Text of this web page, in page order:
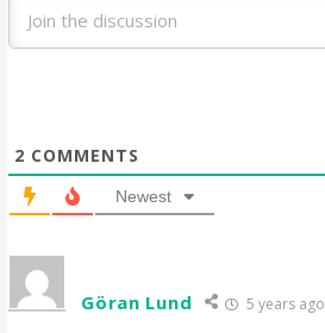
2 COMMENTS
Newest
Göran Lund 5 years ago